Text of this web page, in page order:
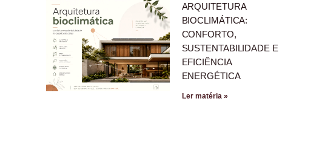
ARQUITETURA
BIOCLIMÁTICA:
CONFORTO,
SUSTENTABILIDADE E
EFICIÊNCIA
ENERGÉTICA
Ler matéria »